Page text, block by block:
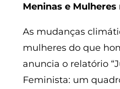
Meninas e
As mudanças
mulheres do que
anuncia o relatório
Feminista: um